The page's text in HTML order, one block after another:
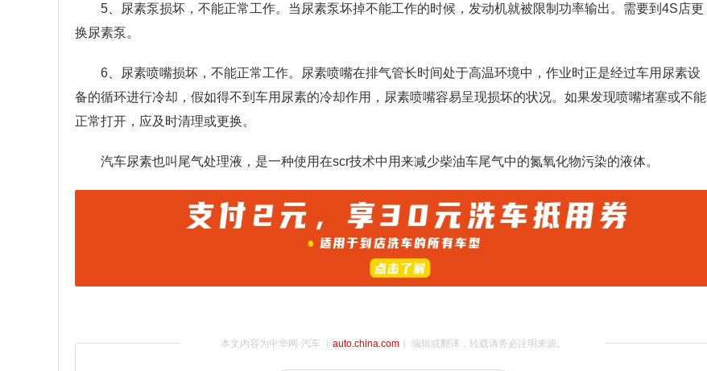
5、尿素泵损坏，不能正常工作。当尿素泵坏掉不能工作的时候，发动机就被限制功率输出。需要到4S店更
换尿素泵。
6、尿素喷嘴损坏，不能正常工作。尿素喷嘴在排气管长时间处于高温环境中，作业时正是经过车用尿素设
备的循环进行冷却，假如得不到车用尿素的冷却作用，尿素喷嘴容易呈现损坏的状况。如果发现喷嘴堵塞或不能
正常打开，应及时清理或更换。
汽车尿素也叫尾气处理液，是一种使用在scr技术中用来减少柴油车尾气中的氮氧化物污染的液体。
本文内容为中华网·汽车（ auto.china.com）编辑或翻译，转载请务必注明来源。